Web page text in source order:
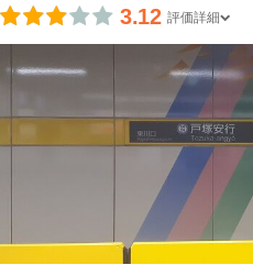
3.12 評価詳細